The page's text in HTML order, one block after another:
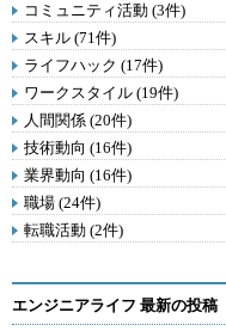
コミュニティ活動 (3件)
スキル (71件)
ライフハック (17件)
ワークスタイル (19件)
人間関係 (20件)
技術動向 (16件)
業界動向 (16件)
職場 (24件)
転職活動 (2件)
エンジニアライフ 最新の投稿